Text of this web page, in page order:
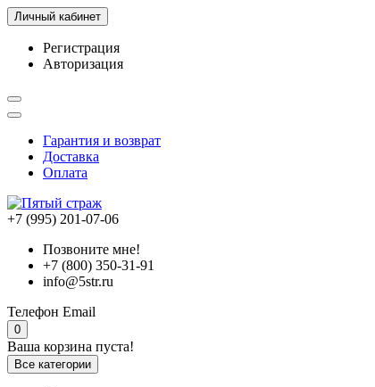
Личный кабинет
Регистрация
Авторизация
Гарантия и возврат
Доставка
Оплата
+7 (995) 201-07-06
Позвоните мне!
+7 (800) 350-31-91
info@5str.ru
Телефон Email
0
Ваша корзина пуста!
Все категории